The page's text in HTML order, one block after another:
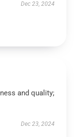
Dec 23, 2024
and quality;
Dec 23, 2024